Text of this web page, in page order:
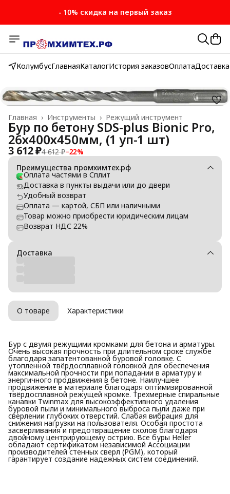
- 10% скидка на первый заказ
КолумбусГлавнаяКаталогИстория заказовОплатаДоставка
Режущий инструмент
Инструменты ›
Главная ›
Бур по бетону SDS-plus Bionic Pro,
26х400х450мм, (1 уп-1 шт)
3 612 ₽4 612 ₽−22%
Преимущества промхимтех.рф
Оплата частями в Сплит
Доставка в пункты выдачи или до двери
Удобный возврат
Оплата — картой, СБП или наличными
Товар можно приобрести юридическим лицам
Возврат НДС 22%
Доставка
О товаре Характеристики
Бур с двумя режущими кромками для бетона и арматуры.
Очень высокая прочность при длительном сроке службе
благодаря запатентованной буровой головке. С
утопленной твёрдосплавной головкой для обеспечения
максимальной прочности при попадании в арматуру и
энергичного продвижения в бетоне. Наилучшее
продвижение в материале благодаря оптимизированной
твёрдосплавной режущей кромкe. Трехмерные спиральные
канавки Twinmax для высокоэффективного удаления
буровой пыли и минимального выброса пыли даже при
сверлении глубоких отверстий. Слабая вибрация для
снижения нагрузки на пользователя. Особая простота
засверливания и предотвращение сколов благодаря
двойному центрирующему острию. Все буры Heller
обладают сертификатом независимой Ассоциации
производителей стенных сверл (PGM), который
гарантирует создание надежных систем соединений.